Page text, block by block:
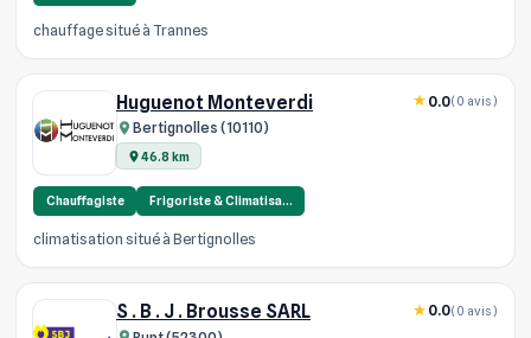
chauffage situé à Trannes
Huguenot Monteverdi
Bertignolles (10110)
46.8 km
0.0(0 avis)
Chauffagiste Frigoriste & Climatisa…
climatisation situé à Bertignolles
S . B . J . Brousse SARL 0.0(0 avis)